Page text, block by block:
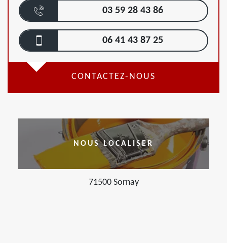
03 59 28 43 86
06 41 43 87 25
CONTACTEZ-NOUS
NOUS LOCALISER
71500 Sornay